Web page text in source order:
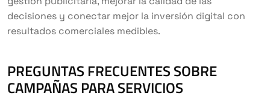
decisiones y conectar mejor la inversión digital con
resultados comerciales medibles.
PREGUNTAS FRECUENTES SOBRE
CAMPAÑAS PARA SERVICIOS